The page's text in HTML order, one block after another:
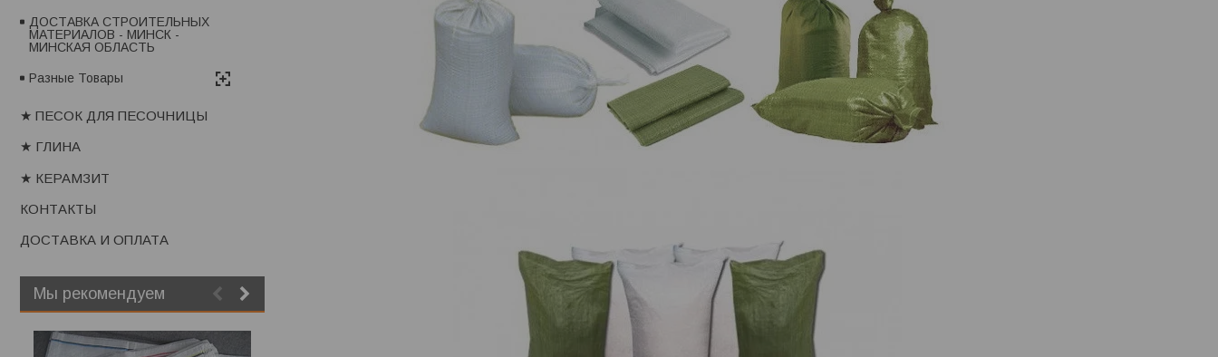
ДОСТАВКА СТРОИТЕЛЬНЫХ
МАТЕРИАЛОВ - МИНСК -
МИНСКАЯ ОБЛАСТЬ
Разные Товары
★ ПЕСОК ДЛЯ ПЕСОЧНИЦЫ
★ ГЛИНА
★ КЕРАМЗИТ
КОНТАКТЫ
ДОСТАВКА И ОПЛАТА
Мы рекомендуем